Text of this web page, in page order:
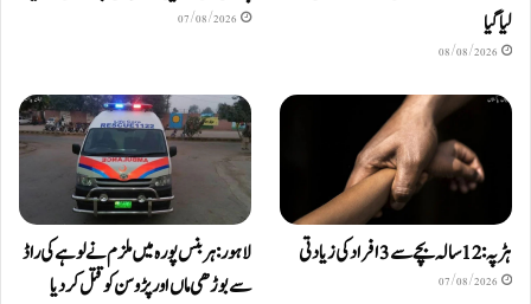
لیا گیا
08/08/2026
07/08/2026
ہڑپہ: 12 سالہ بچے سے 3 افراد کی زیادتی
07/08/2026
لاہور: ہربنس پورہ میں ملزم نے لوہے کی راڈ
سے بوڑھی ماں اور پڑوسن کو قتل کر دیا